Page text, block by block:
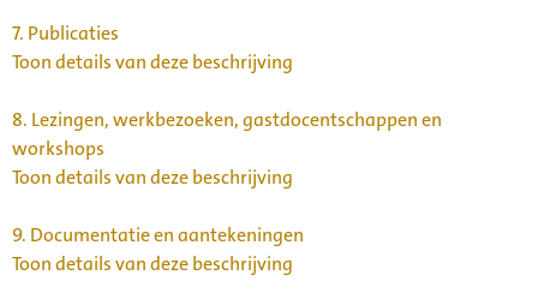
7. Publicaties
Toon details van deze beschrijving
8. Lezingen, werkbezoeken, gastdocentschappen en
workshops
Toon details van deze beschrijving
9. Documentatie en aantekeningen
Toon details van deze beschrijving